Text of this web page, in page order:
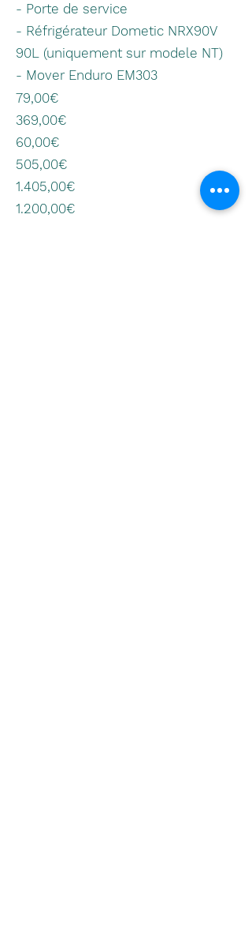
- Porte de service
- Réfrigérateur Dometic NRX90V
90L (uniquement sur modele NT)
- Mover Enduro EM303
79,00€
369,00€
60,00€
505,00€
1.405,00€
1.200,00€